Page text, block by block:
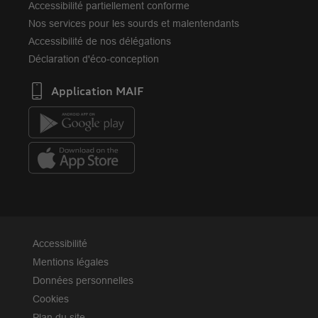
Accessibilité partiellement conforme
Nos services pour les sourds et malentendants
Accessibilité de nos délégations
Déclaration d'éco-conception
Application MAIF
Accessibilité
Mentions légales
Données personnelles
Cookies